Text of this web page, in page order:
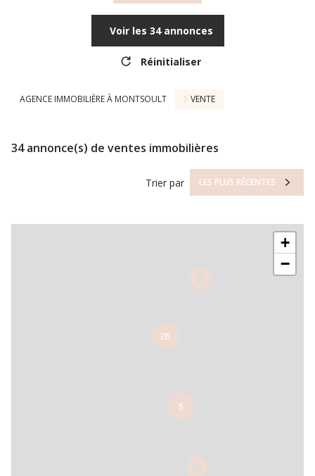
Voir les 34annonces
Réinitialiser
AGENCE IMMOBILIÈRE À MONTSOULT VENTE
34annonce(s) de ventes immobilières
Trier par LES PLUS RÉCENTES
5
26
+
−